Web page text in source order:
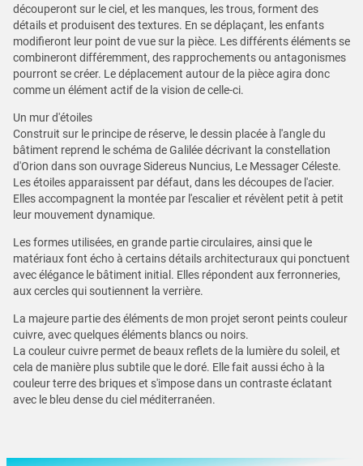
découperont sur le ciel, et les manques, les trous, forment des
détails et produisent des textures. En se déplaçant, les enfants
modifieront leur point de vue sur la pièce. Les différents éléments se
combineront différemment, des rapprochements ou antagonismes
pourront se créer. Le déplacement autour de la pièce agira donc
comme un élément actif de la vision de celle-ci.
Un mur d'étoiles
Construit sur le principe de réserve, le dessin placée à l'angle du
bâtiment reprend le schéma de Galilée décrivant la constellation
d'Orion dans son ouvrage Sidereus Nuncius, Le Messager Céleste.
Les étoiles apparaissent par défaut, dans les découpes de l'acier.
Elles accompagnent la montée par l'escalier et révèlent petit à petit
leur mouvement dynamique.
Les formes utilisées, en grande partie circulaires, ainsi que le
matériaux font écho à certains détails architecturaux qui ponctuent
avec élégance le bâtiment initial. Elles répondent aux ferronneries,
aux cercles qui soutiennent la verrière.
La majeure partie des éléments de mon projet seront peints couleur
cuivre, avec quelques éléments blancs ou noirs.
La couleur cuivre permet de beaux reflets de la lumière du soleil, et
cela de manière plus subtile que le doré. Elle fait aussi écho à la
couleur terre des briques et s'impose dans un contraste éclatant
avec le bleu dense du ciel méditerranéen.